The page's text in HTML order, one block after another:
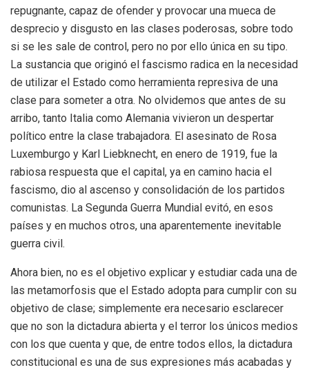
repugnante, capaz de ofender y provocar una mueca de
desprecio y disgusto en las clases poderosas, sobre todo
si se les sale de control, pero no por ello única en su tipo.
La sustancia que originó el fascismo radica en la necesidad
de utilizar el Estado como herramienta represiva de una
clase para someter a otra. No olvidemos que antes de su
arribo, tanto Italia como Alemania vivieron un despertar
político entre la clase trabajadora. El asesinato de Rosa
Luxemburgo y Karl Liebknecht, en enero de 1919, fue la
rabiosa respuesta que el capital, ya en camino hacia el
fascismo, dio al ascenso y consolidación de los partidos
comunistas. La Segunda Guerra Mundial evitó, en esos
países y en muchos otros, una aparentemente inevitable
guerra civil.
Ahora bien, no es el objetivo explicar y estudiar cada una de
las metamorfosis que el Estado adopta para cumplir con su
objetivo de clase; simplemente era necesario esclarecer
que no son la dictadura abierta y el terror los únicos medios
con los que cuenta y que, de entre todos ellos, la dictadura
constitucional es una de sus expresiones más acabadas y